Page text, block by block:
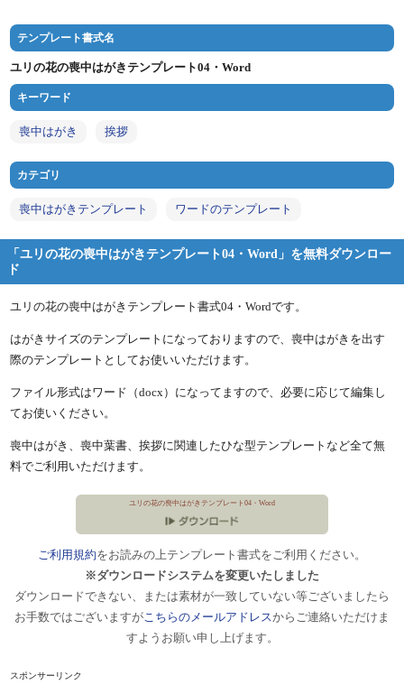
テンプレート書式名
ユリの花の喪中はがきテンプレート04・Word
キーワード
喪中はがき 挨拶
カテゴリ
喪中はがきテンプレート ワードのテンプレート
「ユリの花の喪中はがきテンプレート04・Word」を無料ダウンロー
ド
ユリの花の喪中はがきテンプレート書式04・Wordです。
はがきサイズのテンプレートになっておりますので、喪中はがきを出す
際のテンプレートとしてお使いいただけます。
ファイル形式はワード（docx）になってますので、必要に応じて編集し
てお使いください。
喪中はがき、喪中葉書、挨拶に関連したひな型テンプレートなど全て無
料でご利用いただけます。
ユリの花の喪中はがきテンプレート04・Word
ご利用規約をお読みの上テンプレート書式をご利用ください。
※ダウンロードシステムを変更いたしました
ダウンロードできない、または素材が一致していない等ございましたら
お手数ではございますがこちらのメールアドレスからご連絡いただけま
すようお願い申し上げます。
スポンサーリンク